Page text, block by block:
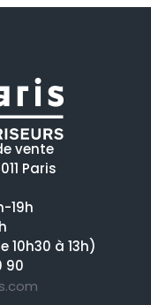
vente
Paris
19h
10h30 à 13h)
90